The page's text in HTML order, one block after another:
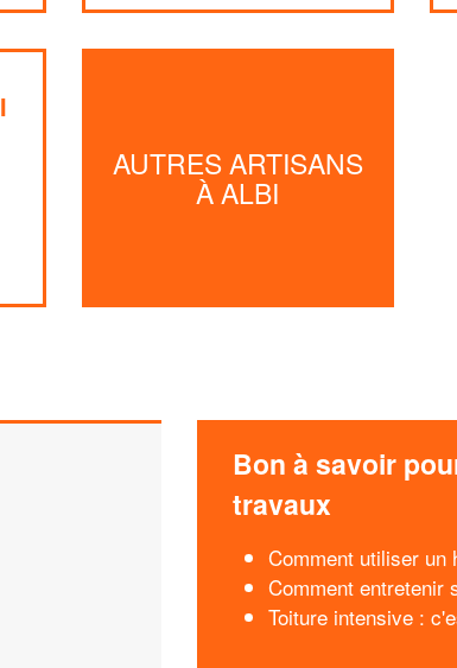
AUTRES ARTISANS
À ALBI
Bon à savoir
travaux
Comment utiliser un
Comment entretenir
Toiture intensive :